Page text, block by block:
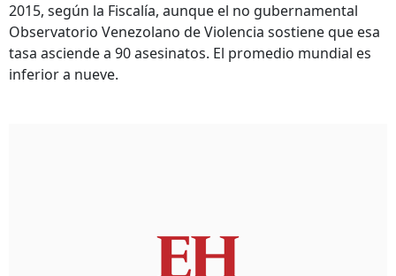
2015, según la Fiscalía, aunque el no gubernamental
Observatorio Venezolano de Violencia sostiene que esa
tasa asciende a 90 asesinatos. El promedio mundial es
inferior a nueve.